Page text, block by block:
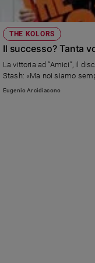
THE KOLORS
Il successo? Tanta
La vittoria ad “Amici”, il
Stash: «Ma noi siamo
Eugenio Arcidiacono